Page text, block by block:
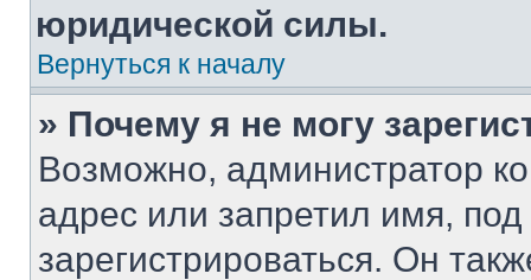
юридической силы.
Вернуться к началу
» Почему я не могу
Возможно, администратор
адрес или запретил имя,
зарегистрироваться. Он